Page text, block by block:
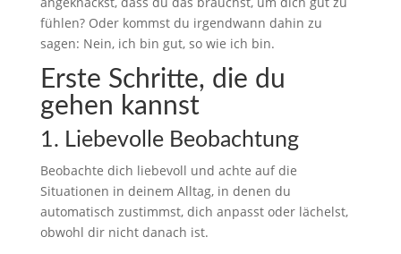
fühlen? Oder kommst du irgendwann dahin zu
sagen: Nein, ich bin gut, so wie ich bin.
Erste Schritte, die du
gehen kannst
1. Liebevolle Beobachtung
Beobachte dich liebevoll und achte auf die
Situationen in deinem Alltag, in denen du
automatisch zustimmst, dich anpasst oder lächelst,
obwohl dir nicht danach ist.